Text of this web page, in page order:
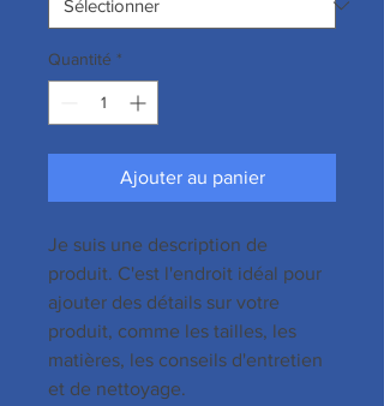
Quantité *
Ajouter au panier
Je suis une description de
produit. C'est l'endroit idéal pour
ajouter des détails sur votre
produit, comme les tailles, les
matières, les conseils d'entretien
et de nettoyage.